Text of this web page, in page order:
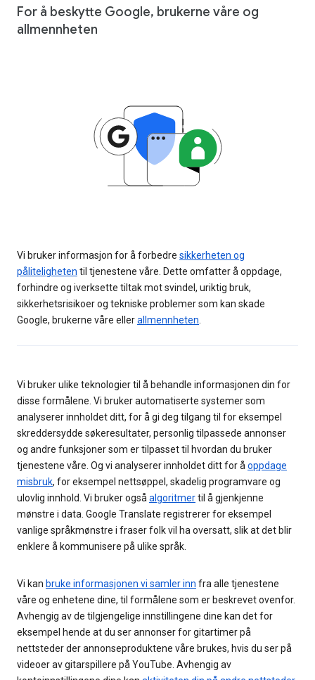
For å beskytte Google, brukerne våre og
allmennheten
Vi bruker informasjon for å forbedre sikkerheten og
påliteligheten til tjenestene våre. Dette omfatter å oppdage,
forhindre og iverksette tiltak mot svindel, uriktig bruk,
sikkerhetsrisikoer og tekniske problemer som kan skade
Google, brukerne våre ellerallmennheten
Vi bruker ulike teknologier til å behandle informasjonen din for
disse formålene. Vi bruker automatiserte systemer som
analyserer innholdet ditt, for å gi deg tilgang til for eksempel
skreddersydde søkeresultater, personlig tilpassede annonser
og andre funksjoner som er tilpasset til hvordan du bruker
tjenestene våre. Og vi analyserer innholdet ditt for å oppdage
misbruk, for eksempel nettsøppel, skadelig programvare og
ulovlig innhold. Vi bruker også algoritmertil å gjenkjenne
mønstre i data. Google Translate registrerer for eksempel
vanlige språkmønstre i fraser folk vil ha oversatt, slik at det blir
enklere å kommunisere på ulike språk.
Vi kan bruke informasjonen vi samler inn fra alle tjenestene
våre og enhetene dine, til formålene som er beskrevet ovenfor.
Avhengig av de tilgjengelige innstillingene dine kan det for
eksempel hende at du ser annonser for gitartimer på
nettsteder der annonseproduktene våre brukes, hvis du ser på
videoer av gitarspillere på YouTube. Avhengig av